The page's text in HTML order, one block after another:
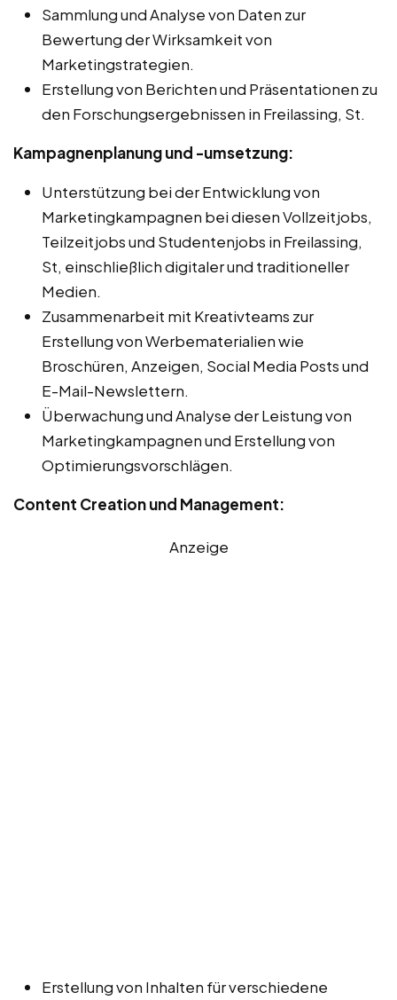
Sammlung und Analyse von Daten zur
Bewertung der Wirksamkeit von
Marketingstrategien.
Erstellung von Berichten und Präsentationen zu
den Forschungsergebnissen in Freilassing, St.
Kampagnenplanung und -umsetzung:
Unterstützung bei der Entwicklung von
Marketingkampagnen bei diesen Vollzeitjobs,
Teilzeitjobs und Studentenjobs in Freilassing,
St, einschließlich digitaler und traditioneller
Medien.
Zusammenarbeit mit Kreativteams zur
Erstellung von Werbematerialien wie
Broschüren, Anzeigen, Social Media Posts und
E-Mail-Newslettern.
Überwachung und Analyse der Leistung von
Marketingkampagnen und Erstellung von
Optimierungsvorschlägen.
Content Creation und Management:
Anzeige
Erstellung von Inhalten für verschiedene